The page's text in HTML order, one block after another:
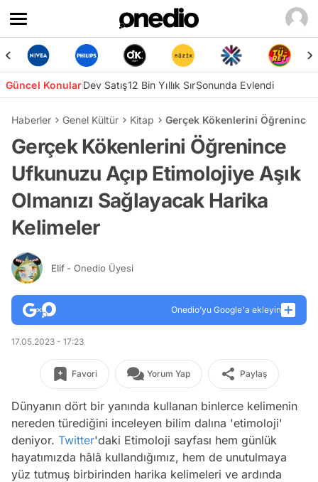
Güncel KonularDev Satış12 Bin Yıllık SırSonunda Evlendi
Haberler Genel Kültür Kitap Gerçek Kökenlerini Öğrenince
Gerçek Kökenlerini Öğrenince
Ufkunuzu Açıp Etimolojiye Aşık
Olmanızı Sağlayacak Harika
Kelimeler
Elif - Onedio Üyesi
Onedio’yu Google'a ekleyin
17.05.2023 - 17:23
Favori Yorum Yap Paylaş
Dünyanın dört bir yanında kullanan binlerce kelimenin
nereden türediğini inceleyen bilim dalına 'etimoloji'
deniyor. Twitter'daki Etimoloji sayfası hem günlük
hayatımızda hâlâ kullandığımız, hem de unutulmaya
yüz tutmuş birbirinden harika kelimeleri ve ardında